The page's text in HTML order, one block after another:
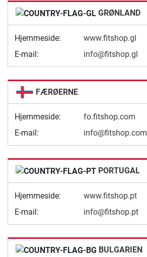
GRØNLAND
Hjemmeside:
www.fitshop.gl
E-mail:
info@fitshop.gl
FÆRØERNE
Hjemmeside:
fo.fitshop.com
E-mail:
info@fitshop.com
PORTUGAL
Hjemmeside:
www.fitshop.pt
E-mail:
info@fitshop.pt
BULGARIEN